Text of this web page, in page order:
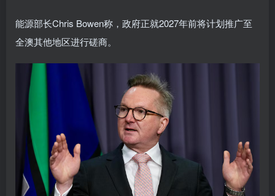
能源部长Chris Bowen称，政府正就2027年前将计划推广至
全澳其他地区进行磋商。